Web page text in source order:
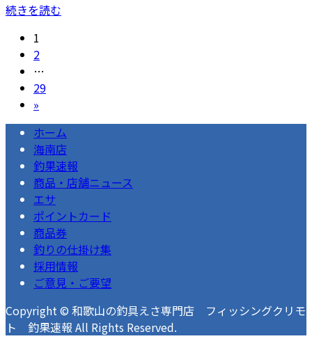
続きを読む
投
稿
の
ペ
ー
ジ
送
り
固
定
ペ
ー
ジ
1
固
定
ペ
ー
ジ
2
…
固
定
ペ
ー
ジ
29
»
ホーム
海南店
釣果速報
商品・店舗ニュース
エサ
ポイントカード
商品券
釣りの仕掛け集
採用情報
ご意見・ご要望
Copyright © 和歌山の釣具えさ専門店 フィッシングクリモ
ト 釣果速報 All Rights Reserved.